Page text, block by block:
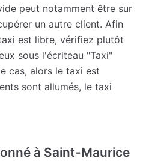
peut notamment être sur
un autre client. Afin
est libre, vérifiez plutôt
sous l'écriteau "Taxi"
cas, alors le taxi est
sont allumés, le taxi
à Saint-Maurice